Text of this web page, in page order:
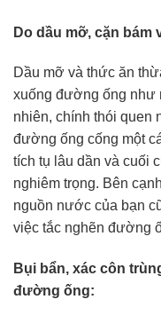
Do dầu mỡ, cặn bám
Dầu mỡ và thức ăn
xuống đường ống như
nhiên, chính thói quen
đường ống cống một
tích tụ lâu dần và cuối
nghiêm trọng. Bên
nguồn nước của bạn
việc tắc nghẽn đường
Bụi bẩn, xác côn
đường ống: